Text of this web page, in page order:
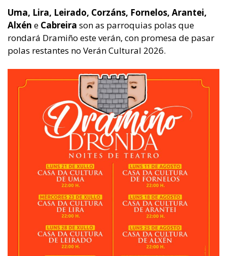
Uma, Lira, Leirado, Corzáns, Fornelos, Arantei,
Alxén e Cabreira son as parroquias polas que
rondará Dramiño este verán, con promesa de pasar
polas restantes no Verán Cultural 2026.